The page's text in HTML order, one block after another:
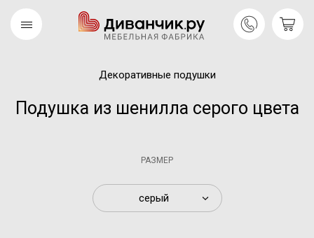
Декоративные подушки
Подушка из шенилла серого цвета
РАЗМЕР
серый
коллекция